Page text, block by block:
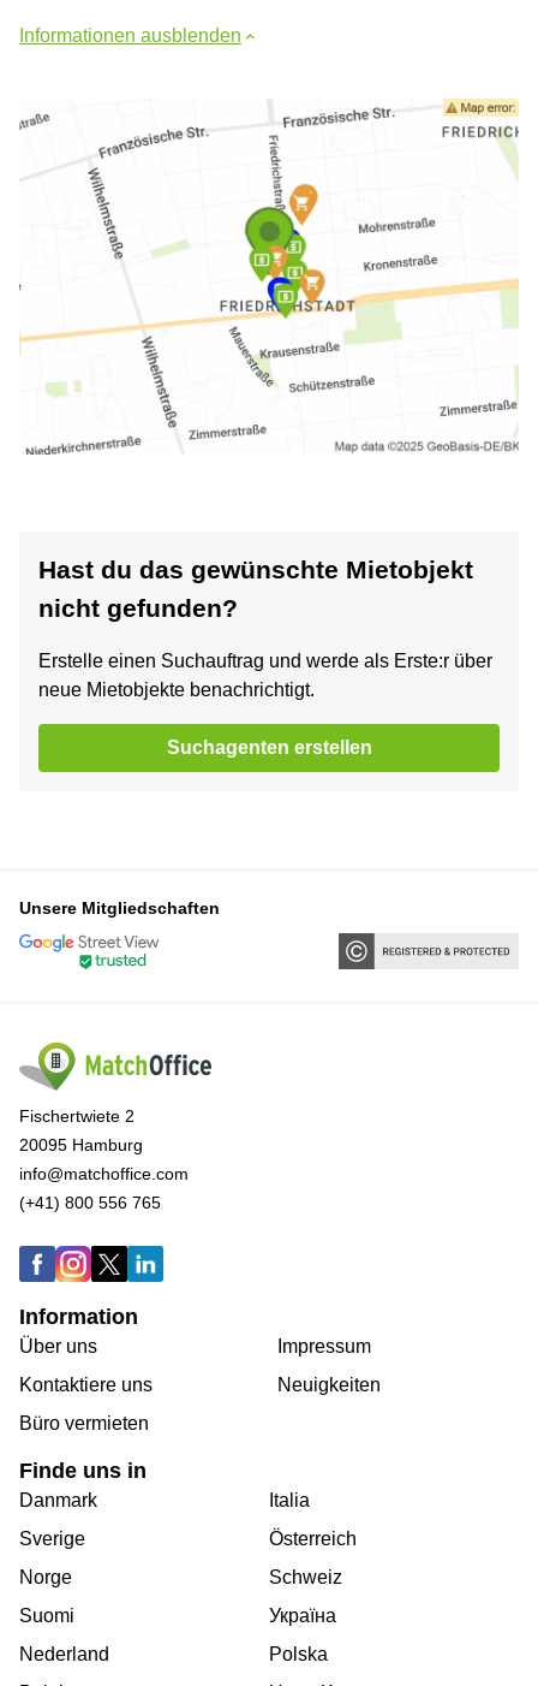
Informationen ausblenden
Hast du das gewünschte Mietobjekt
nicht gefunden?
Erstelle einen Suchauftrag und werde als Erste:r über
neue Mietobjekte benachrichtigt.
Suchagenten erstellen
Unsere Mitgliedschaften
Fischertwiete 2
20095 Hamburg
info@matchoffice.com
(+41) 800 556 765
Information
Über uns
Kontaktiere uns
Büro vermieten
Impressum
Neuigkeiten
Finde uns in
Danmark
Sverige
Norge
Suomi
Nederland
Italia
Österreich
Schweiz
Україна
Polska